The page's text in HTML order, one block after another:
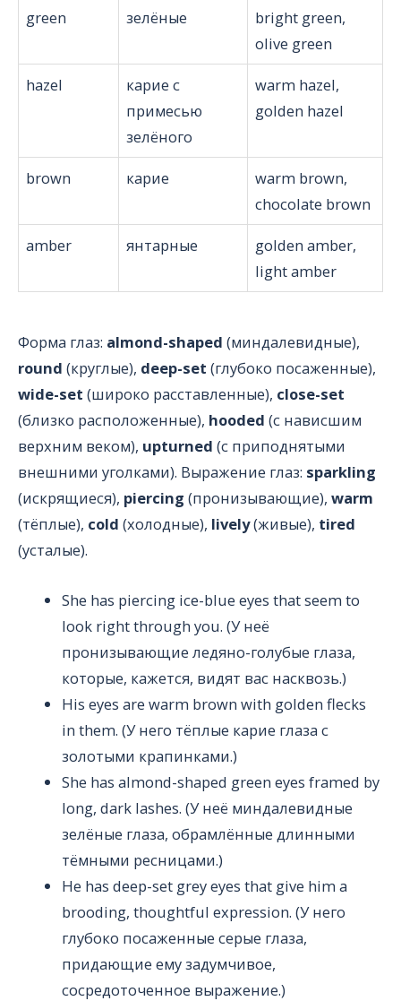
green
зелёные
bright green,
olive green
hazel
карие с
примесью
зелёного
warm hazel,
golden hazel
brown карие
warm brown,
chocolate brown
amber
янтарные
golden amber,
light amber
Форма глаз: almond-shaped (миндалевидные),
round (круглые), deep-set (глубоко посаженные),
wide-set (широко расставленные), close-set
(близко расположенные), hooded (с нависшим
верхним веком), upturned (с приподнятыми
внешними уголками). Выражение глаз: sparkling
(искрящиеся), piercing (пронизывающие), warm
(тёплые), cold (холодные), lively(живые), tired
(усталые).
She has piercing ice-blue eyes that seem to
look right through you. (У неё
пронизывающие ледяно-голубые глаза,
которые, кажется, видят вас насквозь.)
His eyes are warm brown with golden flecks
in them. (У него тёплые карие глаза с
золотыми крапинками.)
She has almond-shaped green eyes framed by
long, dark lashes. (У неё миндалевидные
зелёные глаза, обрамлённые длинными
тёмными ресницами.)
He has deep-set grey eyes that give him a
brooding, thoughtful expression. (У него
глубоко посаженные серые глаза,
придающие ему задумчивое,
сосредоточенное выражение.)